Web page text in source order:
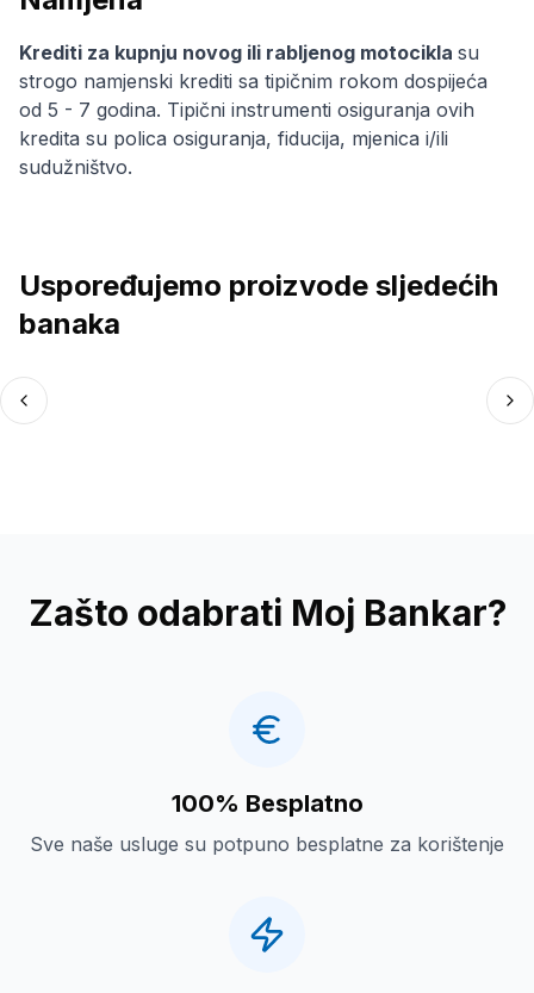
Krediti za kupnju novog ili rabljenog motocikla su
strogo namjenski krediti sa tipičnim rokom dospijeća
od 5 - 7 godina. Tipični instrumenti osiguranja ovih
kredita su polica osiguranja, fiducija, mjenica i/ili
sudužništvo.
Uspoređujemo proizvode sljedećih
banaka
Zašto odabrati Moj Bankar?
100% Besplatno
Sve naše usluge su potpuno besplatne za korištenje